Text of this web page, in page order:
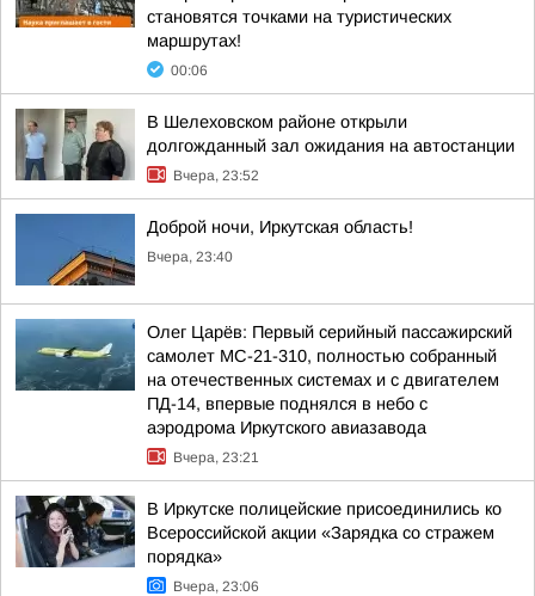
становятся точками на туристических
маршрутах!
00:06
В Шелеховском районе открыли
долгожданный зал ожидания на автостанции
Вчера, 23:52
Доброй ночи, Иркутская область!
Вчера, 23:40
Олег Царёв: Первый серийный пассажирский
самолет МС-21-310, полностью собранный
на отечественных системах и с двигателем
ПД-14, впервые поднялся в небо с
аэродрома Иркутского авиазавода
Вчера, 23:21
В Иркутске полицейские присоединились ко
Всероссийской акции «Зарядка со стражем
порядка»
Вчера, 23:06